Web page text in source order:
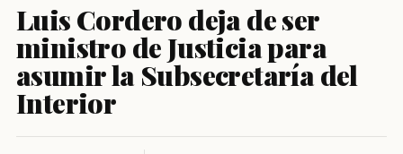
Luis Cordero deja de ser
ministro de Justicia para
asumir la Subsecretaría del
Interior